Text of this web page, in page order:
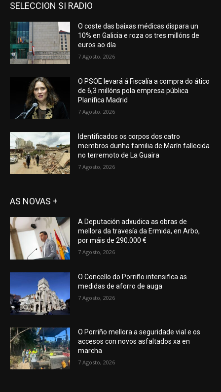
SELECCION SI RADIO
O coste das baixas médicas dispara un
10% en Galicia e roza os tres millóns de
euros ao día
7 Agosto, 2026
O PSOE levará á Fiscalía a compra do ático
de 6,3 millóns pola empresa pública
Planifica Madrid
7 Agosto, 2026
Identificados os corpos dos catro
membros dunha familia de Marín fallecida
no terremoto de La Guaira
7 Agosto, 2026
AS NOVAS +
A Deputación adxudica as obras de
mellora da travesía da Ermida, en Arbo,
por máis de 290.000 €
7 Agosto, 2026
O Concello do Porriño intensifica as
medidas de aforro de auga
7 Agosto, 2026
O Porriño mellora a seguridade vial e os
accesos con novos asfaltados xa en
marcha
7 Agosto, 2026